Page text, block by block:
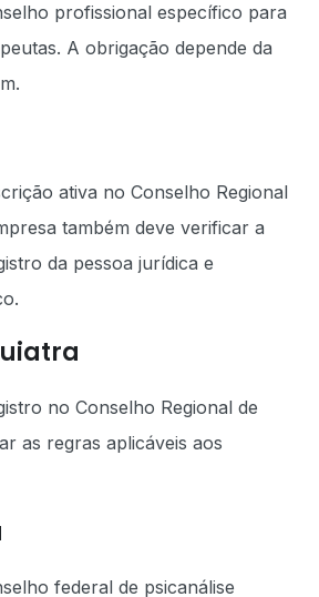
profissional específico para
A obrigação depende da
ativa no Conselho Regional
também deve verificar a
da pessoa jurídica e
no Conselho Regional de
as regras aplicáveis aos
federal de psicanálise